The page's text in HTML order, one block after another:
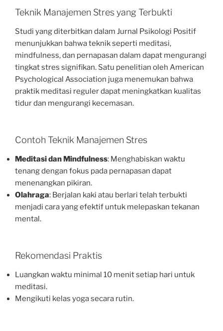
Teknik Manajemen Stres yang Terbukti
Studi yang diterbitkan dalam Jurnal Psikologi Positif
menunjukkan bahwa teknik seperti meditasi,
mindfulness, dan pernapasan dalam dapat mengurangi
tingkat stres signifikan. Satu penelitian oleh American
Psychological Association juga menemukan bahwa
praktik meditasi reguler dapat meningkatkan kualitas
tidur dan mengurangi kecemasan.
Contoh Teknik Manajemen Stres
Meditasi dan Mindfulness: Menghabiskan waktu
tenang dengan fokus pada pernapasan dapat
menenangkan pikiran.
Olahraga: Berjalan kaki atau berlari telah terbukti
menjadi cara yang efektif untuk melepaskan tekanan
mental.
Rekomendasi Praktis
Luangkan waktu minimal 10 menit setiap hari untuk
meditasi.
Mengikuti kelas yoga secara rutin.